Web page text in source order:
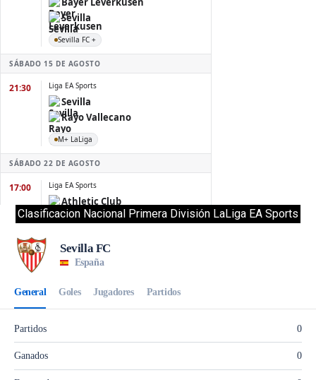
Clasificacion Nacional Primera División LaLiga EA Sports